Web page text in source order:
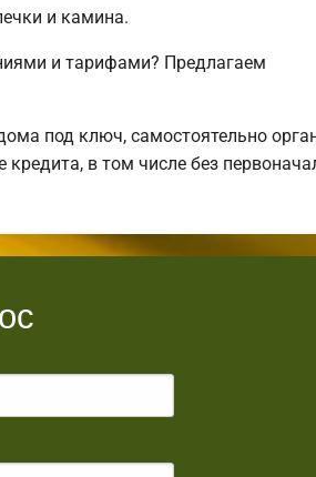
и камина.
и тарифами? Предлагаем
под ключ, самостоятельно
в том числе без